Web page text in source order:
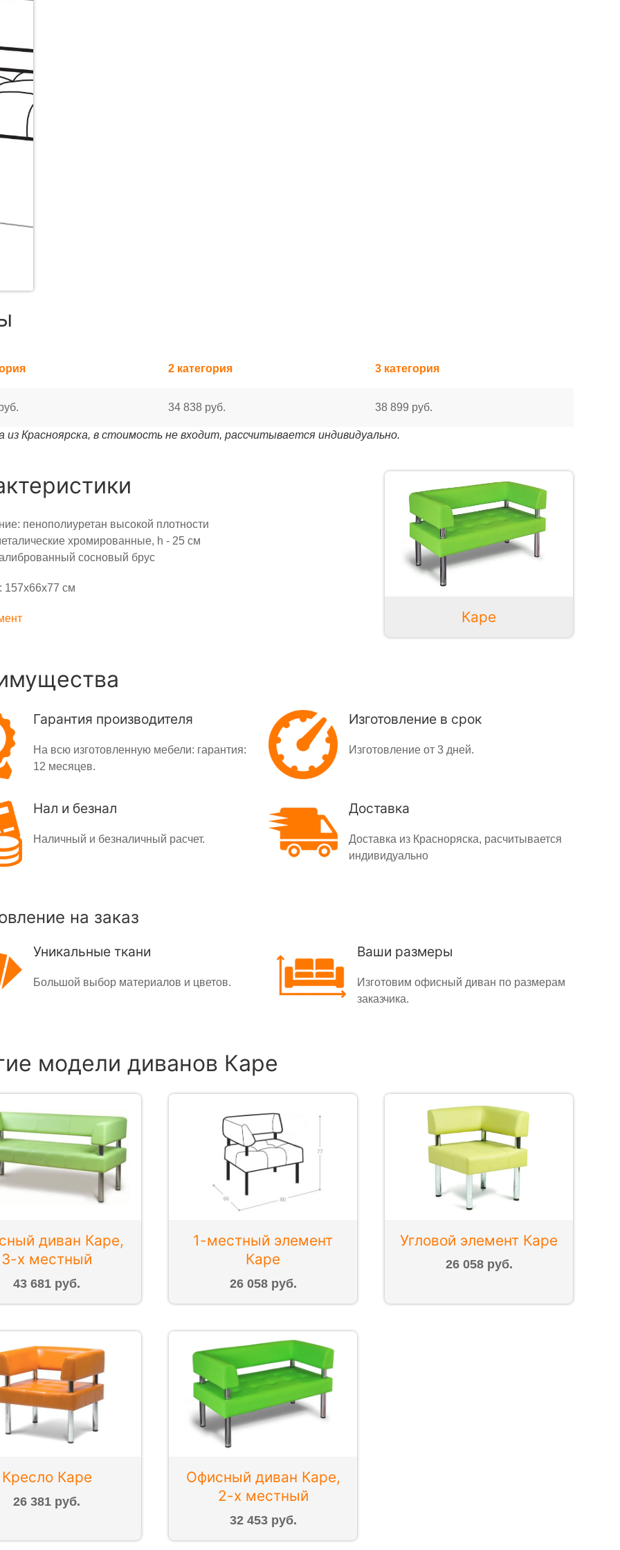
2 категория 3 категория
34 838 руб. 38 899 руб.
из Красноярска, в стоимость не входит, рассчитывается индивидуально.
пенополиуретан высокой плотности
хромированные, h - 25 cм
сосновый брус
см
Каре
Гарантия производителя
На всю изготовленную мебели: гарантия:
12 месяцев.
Изготовление в срок
Изготовление от 3 дней.
Нал и безнал
Наличный и безналичный расчет.
Доставка
Доставка из Красноряска, расчитывается
индивидуально
на заказ
Уникальные ткани
Большой выбор материалов и цветов.
Ваши размеры
Изготовим офисный диван по размерам
заказчика.
модели диванов Каре
диван Каре,
3-х местный
43 681 руб.
1-местный элемент
Каре
26 058 руб.
Угловой элемент Каре
26 058 руб.
Кресло Каре
26 381 руб.
Офисный диван Каре,
2-х местный
32 453 руб.